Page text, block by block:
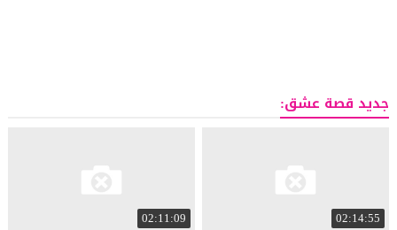
جديد قصة عشق:
02:14:55
02:11:09